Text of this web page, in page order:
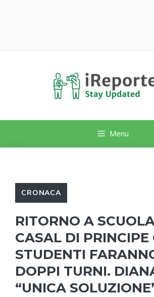
Menu
CRONACA
RITORNO A
CASAL DI PRINCIPE
STUDENTI
DOPPI TURNI.
“UNICA